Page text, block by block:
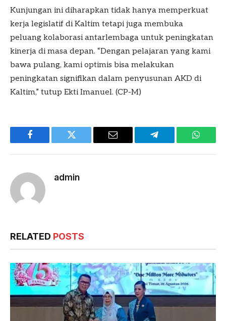
Kunjungan ini diharapkan tidak hanya memperkuat
kerja legislatif di Kaltim tetapi juga membuka
peluang kolaborasi antarlembaga untuk peningkatan
kinerja di masa depan. “Dengan pelajaran yang kami
bawa pulang, kami optimis bisa melakukan
peningkatan signifikan dalam penyusunan AKD di
Kaltim,” tutup Ekti Imanuel. (CP-M)
Facebook Twitter Email Telegram
admin
RELATED POSTS